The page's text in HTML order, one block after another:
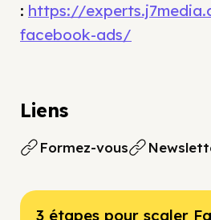
: https://
facebook-ads/
Liens
Formez-vous
3 étapes pour scaler